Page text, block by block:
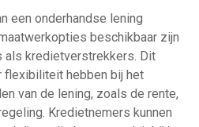
een onderhandse lening
beschikbaar zijn
kredietverstrekkers. Dit
flexibiliteit hebben bij het
van de lening, zoals de rente,
Kredietnemers kunnen